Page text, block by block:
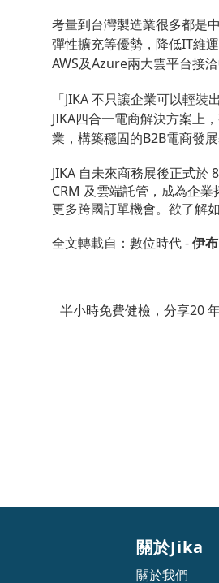
考量到台灣製造業很多都是
彈性擴充等優勢，降低IT維
AWS及Azure兩大雲平台接
「JIKA 不只讓企業可以輕
JIKA四合一電商解決方案上
業，構築穩固的B2B電商發
JIKA 自未來商務展後正式
CRM 及雲端託管，成為企
更多跨國訂單機會。欲了解
全文轉載自：數位時代 -伊
半小時免費健檢，分享20
關於Jika
關於我們